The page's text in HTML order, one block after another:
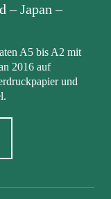
– Japan –
A5 bis A2 mit
2016 auf
und